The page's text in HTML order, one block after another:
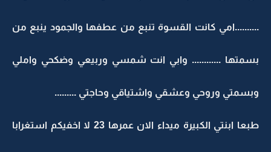
..........امي كانت القسوة تنبع من عطفها والجمود ينبع من
بسمتها ............ وابي انت شمسي وربيعي وضكحي واملي
وبسمتي وروحي وعشقي واشتياقي وحاجتي .........
طبعا ابنتي الكبيرة ميداء الان عمرها 23 لا اخفيكم استغرابا